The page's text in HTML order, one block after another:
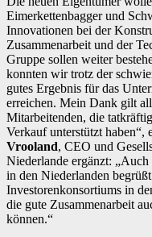
Eimerkettenbagger und
Innovationen bei der
Zusammenarbeit und der
Gruppe sollen weiter
konnten wir trotz der
gutes Ergebnis für das
erreichen. Mein Dank gilt
Mitarbeitenden, die
Verkauf unterstützt
Vrooland, CEO und
Niederlande ergänzt:
in den Niederlanden
Investorenkonsortiums in
die gute Zusammenarbeit
können.“